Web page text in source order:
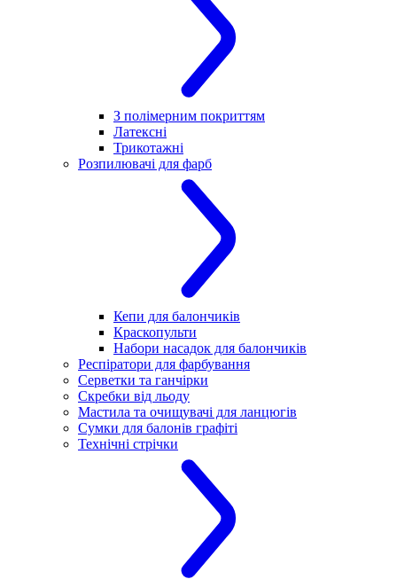
З полімерним покриттям
Латексні
Трикотажні
Розпилювачі для фарб
Кепи для балончиків
Краскопульти
Набори насадок для балончиків
Респіратори для фарбування
Серветки та ганчірки
Скребки від льоду
Мастила та очищувачі для ланцюгів
Сумки для балонів графіті
Технічні стрічки